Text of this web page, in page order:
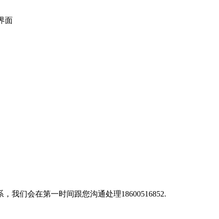
面
我们会在第一时间跟您沟通处理18600516852.